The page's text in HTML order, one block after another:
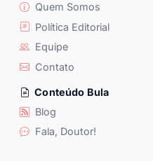
Quem Somos
Política Editorial
Equipe
Contato
Conteúdo Bula
Blog
Fala, Doutor!